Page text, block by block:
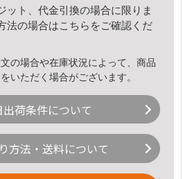
ット、代金引換の場合に限りま
法の場合はこちら をご確認くだ
の場合や在庫状況によって、商品
いただく場合がございます。
出荷条件について
方法・送料について